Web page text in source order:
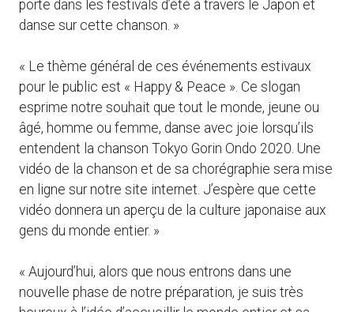
porte dans les festivals d’été à travers le Japon et
danse sur cette chanson. »
« Le thème général de ces événements estivaux
pour le public est « Happy & Peace ». Ce slogan
esprime notre souhait que tout le monde, jeune ou
âgé, homme ou femme, danse avec joie lorsqu’ils
entendent la chanson Tokyo Gorin Ondo 2020. Une
vidéo de la chanson et de sa chorégraphie sera mise
en ligne sur notre site internet. J’espère que cette
vidéo donnera un aperçu de la culture japonaise aux
gens du monde entier. »
« Aujourd’hui, alors que nous entrons dans une
nouvelle phase de notre préparation, je suis très